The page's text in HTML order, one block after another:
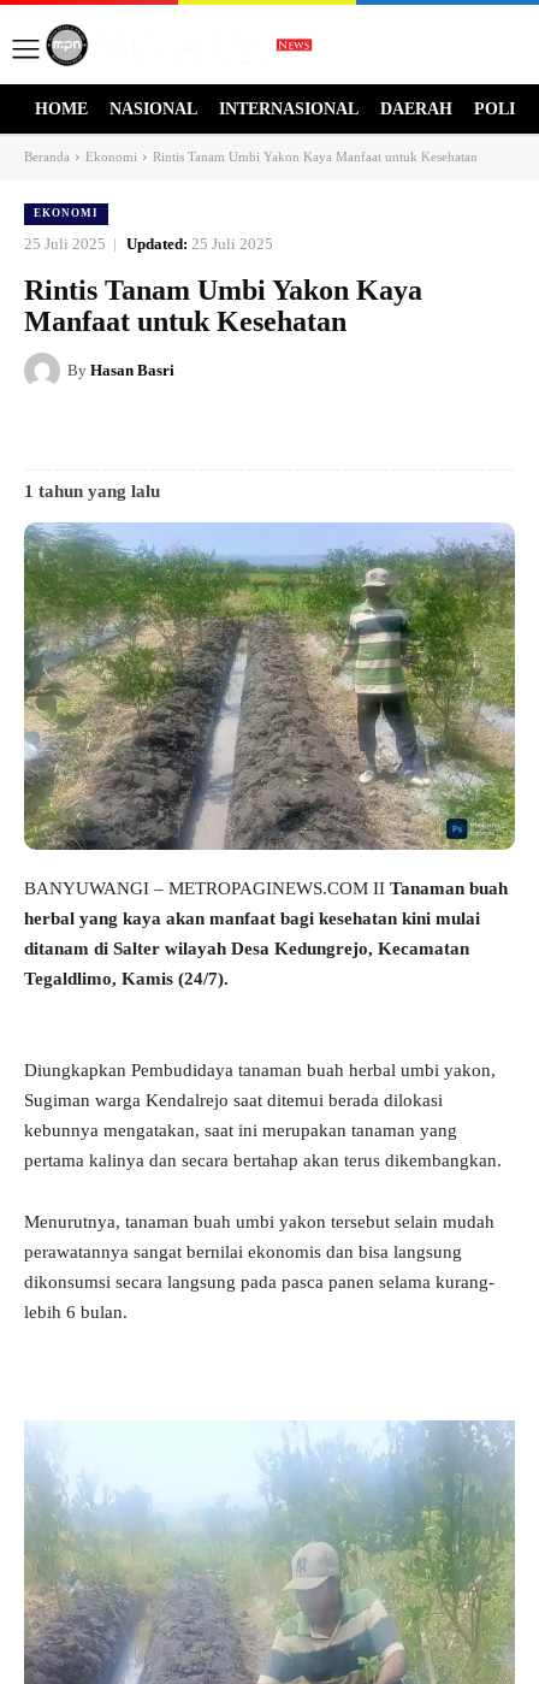
HOME NASIONAL INTERNASIONAL DAERAH
Beranda Ekonomi Rintis Tanam Umbi Yakon Kaya Manfaat untuk Kesehatan
EKONOMI
25 Juli 2025 Updated: 25 Juli 2025
Rintis Tanam Umbi Yakon Kaya
Manfaat untuk Kesehatan
By Hasan Basri
1 tahun yang lalu
BANYUWANGI – METROPAGINEWS.COM II Tanaman buah
herbal yang kaya akan manfaat bagi kesehatan kini mulai
ditanam di Salter wilayah Desa Kedungrejo, Kecamatan
Tegaldlimo, Kamis (24/7).
Diungkapkan Pembudidaya tanaman buah herbal umbi yakon,
Sugiman warga Kendalrejo saat ditemui berada dilokasi
kebunnya mengatakan, saat ini merupakan tanaman yang
pertama kalinya dan secara bertahap akan terus dikembangkan.
Menurutnya, tanaman buah umbi yakon tersebut selain mudah
perawatannya sangat bernilai ekonomis dan bisa langsung
dikonsumsi secara langsung pada pasca panen selama kurang-
lebih 6 bulan.